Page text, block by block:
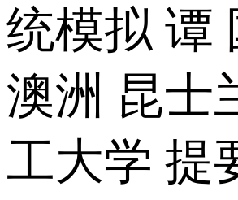
统模拟 谭
澳洲 昆士
工大学 提